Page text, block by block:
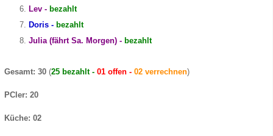
Lev - bezahlt
Doris - bezahlt
Julia (fährt Sa. Morgen) - bezahlt
Gesamt: 30 (25 bezahlt - 01 offen - 02 verrechnen)
PCler: 20
Küche: 02